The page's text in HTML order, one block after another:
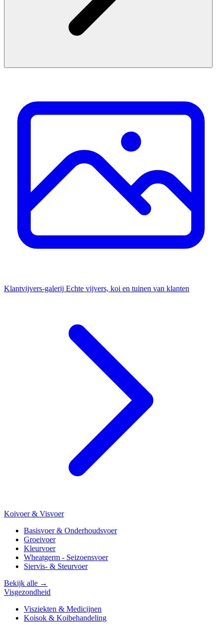
Klantvijvers-galerij Echte vijvers, koi en tuinen van klanten
Koivoer & Visvoer
Basisvoer & Onderhoudsvoer
Groeivoer
Kleurvoer
Wheatgerm - Seizoensvoer
Siervis- & Steurvoer
Bekijk alle →
Visgezondheid
Visziekten & Medicijnen
Koisok & Koibehandeling